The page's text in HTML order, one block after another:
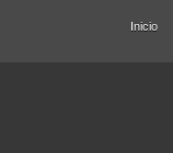
Inicio